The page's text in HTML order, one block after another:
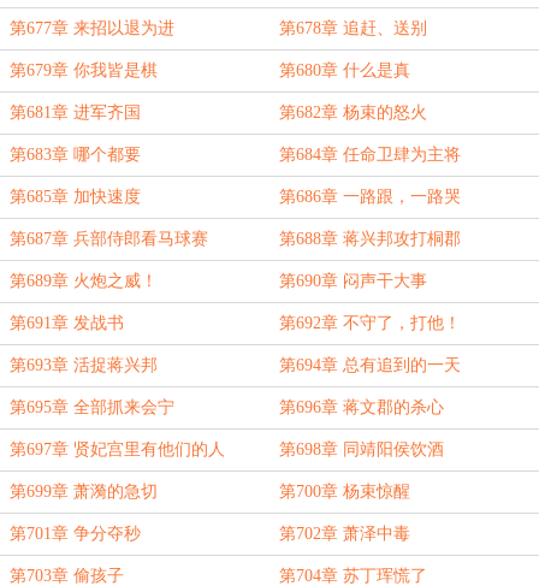
第677章 来招以退为进 第678章 追赶、送别
第679章 你我皆是棋 第680章 什么是真
第681章 进军齐国 第682章 杨束的怒火
第683章 哪个都要 第684章 任命卫肆为主将
第685章 加快速度 第686章 一路跟，一路哭
第687章 兵部侍郎看马球赛 第688章 蒋兴邦攻打桐郡
第689章 火炮之威！ 第690章 闷声干大事
第691章 发战书 第692章 不守了，打他！
第693章 活捉蒋兴邦 第694章 总有追到的一天
第695章 全部抓来会宁 第696章 蒋文郡的杀心
第697章 贤妃宫里有他们的人 第698章 同靖阳侯饮酒
第699章 萧漪的急切 第700章 杨束惊醒
第701章 争分夺秒 第702章 萧泽中毒
第703章 偷孩子 第704章 苏丁珲慌了